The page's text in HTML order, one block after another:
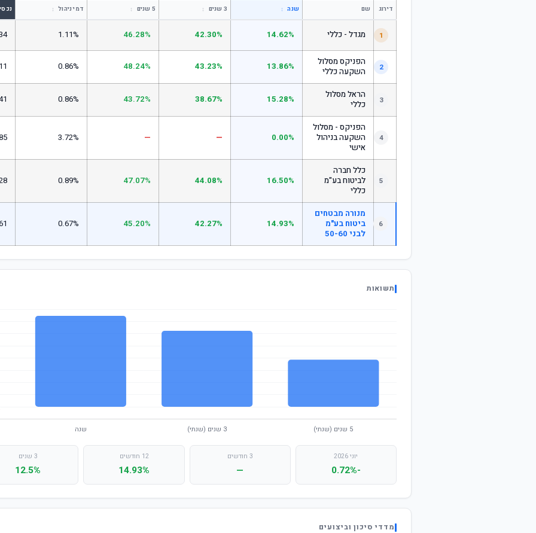
דירוג שם שנה ↕ 3 שנים ↕ 5 שנים ↕ דמי ניהול ↕
1 מגדל - כללי 14.62%
42.30%
46.28%
1.11%
2
הפניקס מסלול
השקעה כללי
13.86%
43.23%
48.24%
0.86%
3
הראל מסלול
כללי
15.28%
38.67%
43.72%
0.86%
4
הפניקס - מסלול
השקעה בניהול
אישי
0.00%
—
—
3.72%
5
כלל חברה
לביטוח בע"מ
כללי
16.50%
44.08%
47.07%
0.89%
6
מנורה מבטחים
ביטוח בע"מ
לבני 50-60
14.93%
42.27%
45.20%
0.67%
תשואות
יוני 2026
-0.72%
3 חודשים
—
12 חודשים
14.93%
3 שנים
12.5%
מדדי סיכון וביצועים